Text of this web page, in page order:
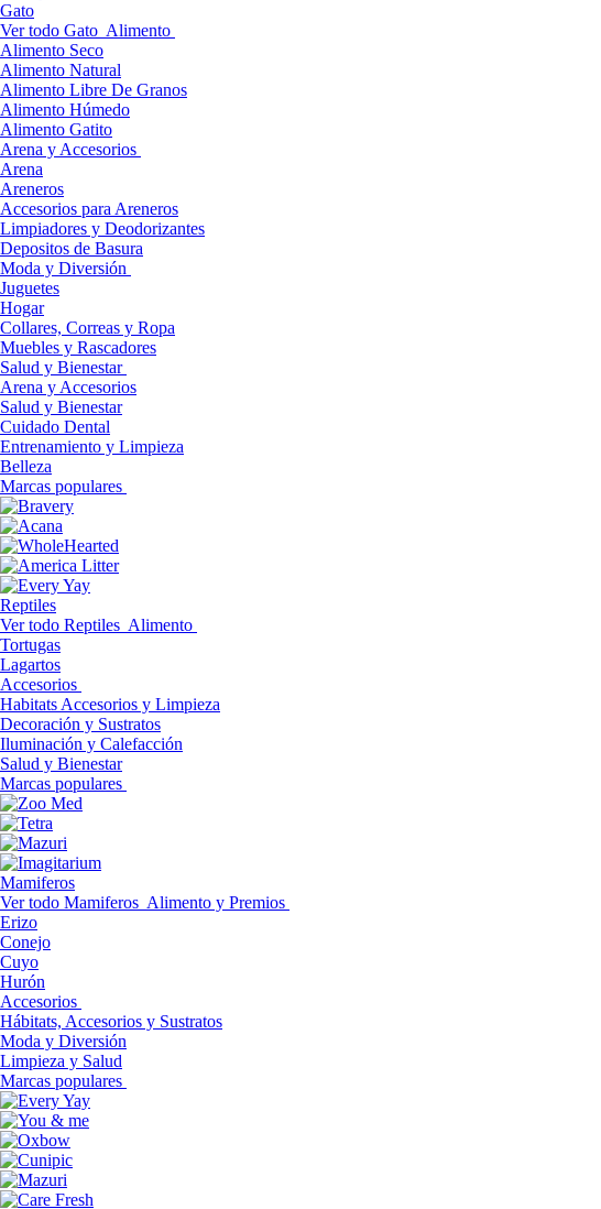
Gato
Ver todo Gato Alimento
Alimento Seco
Alimento Natural
Alimento Libre De Granos
Alimento Húmedo
Alimento Gatito
Arena y Accesorios
Arena
Areneros
Accesorios para Areneros
Limpiadores y Deodorizantes
Depositos de Basura
Moda y Diversión
Juguetes
Hogar
Collares, Correas y Ropa
Muebles y Rascadores
Salud y Bienestar
Arena y Accesorios
Salud y Bienestar
Cuidado Dental
Entrenamiento y Limpieza
Belleza
Marcas populares
Reptiles
Ver todo Reptiles Alimento
Tortugas
Lagartos
Accesorios
Habitats Accesorios y Limpieza
Decoración y Sustratos
Iluminación y Calefacción
Salud y Bienestar
Marcas populares
Mamiferos
Ver todo Mamiferos Alimento y Premios
Erizo
Conejo
Cuyo
Hurón
Accesorios
Hábitats, Accesorios y Sustratos
Moda y Diversión
Limpieza y Salud
Marcas populares